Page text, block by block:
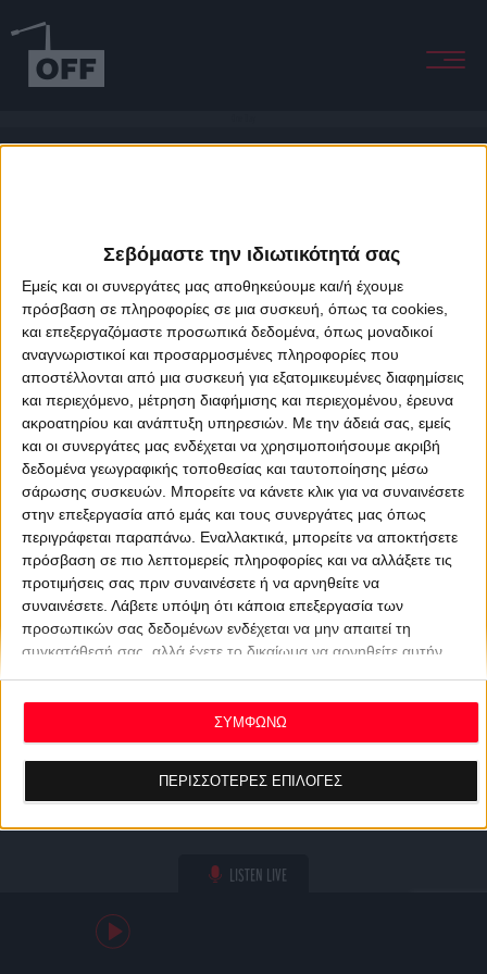
Σεβόμαστε την ιδιωτικότητά σας
Εμείς και οι συνεργάτες μας αποθηκεύουμε και/ή έχουμε
πρόσβαση σε πληροφορίες σε μια συσκευή, όπως τα cookies,
και επεξεργαζόμαστε προσωπικά δεδομένα, όπως μοναδικοί
αναγνωριστικοί και προσαρμοσμένες πληροφορίες που
αποστέλλονται από μια συσκευή για εξατομικευμένες διαφημίσεις
και περιεχόμενο, μέτρηση διαφήμισης και περιεχομένου, έρευνα
ακροατηρίου και ανάπτυξη υπηρεσιών. Με την άδειά σας, εμείς
και οι συνεργάτες μας ενδέχεται να χρησιμοποιήσουμε ακριβή
δεδομένα γεωγραφικής τοποθεσίας και ταυτοποίησης μέσω
σάρωσης συσκευών. Μπορείτε να κάνετε κλικ για να συναινέσετε
στην επεξεργασία από εμάς και τους συνεργάτες μας όπως
περιγράφεται παραπάνω. Εναλλακτικά, μπορείτε να αποκτήσετε
πρόσβαση σε πιο λεπτομερείς πληροφορίες και να αλλάξετε τις
προτιμήσεις σας πριν συναινέσετε ή να αρνηθείτε να
συναινέσετε. Λάβετε υπόψη ότι κάποια επεξεργασία των
προσωπικών σας δεδομένων ενδέχεται να μην απαιτεί τη
συγκατάθεσή σας, αλλά έχετε το δικαίωμα να αρνηθείτε αυτήν
ανακαλέσετε τη συγκατάθεσή σας ανά πάσα στιγμή
επιστρέφοντας σε αυτόν τον ιστότοπο και κάνοντας κλικ στο
κουμπί "Απορρήτου" στο κάτω μέρος της ιστοσελίδας.
ΠΕΡΙΣΣΟΤΕΡΕΣ ΕΠΙΛΟΓΕΣ
ΣΥΜΦΩΝΩ
LISTEN LIVE
About Offradio Business Class Terms & Conditions
Privacy Policy
Designed & developed byporcupine colors&Fotis Alexandrou